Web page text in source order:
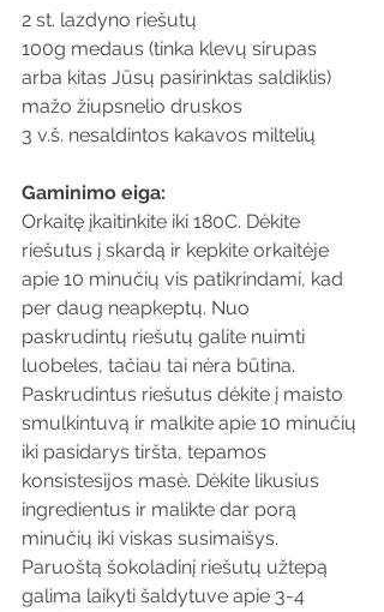
2 st. lazdyno riešutų
100g medaus (tinka klevų sirupas
arba kitas Jūsų pasirinktas saldiklis)
mažo žiupsnelio druskos
3 v.š. nesaldintos kakavos miltelių
Gaminimo eiga:
Orkaitę įkaitinkite iki 180C. Dėkite
riešutus į skardą ir kepkite orkaitėje
apie 10 minučių vis patikrindami, kad
per daug neapkeptų. Nuo
paskrudintų riešutų galite nuimti
luobeles, tačiau tai nėra būtina.
Paskrudintus riešutus dėkite į maisto
smulkintuvą ir malkite apie 10 minučių
iki pasidarys tiršta, tepamos
konsistesijos masė. Dėkite likusius
ingredientus ir malikte dar porą
minučių iki viskas susimaišys.
Paruoštą šokoladinį riešutų užtepą
galima laikyti šaldytuve apie 3-4